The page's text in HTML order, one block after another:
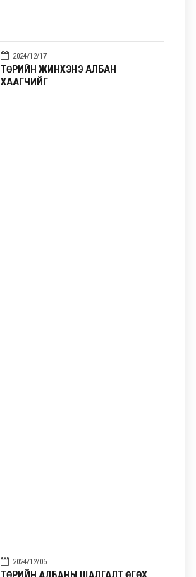
2024/12/17
ТӨРИЙН ЖИНХЭНЭ АЛБАН
ХААГЧИЙГ
2024/12/06